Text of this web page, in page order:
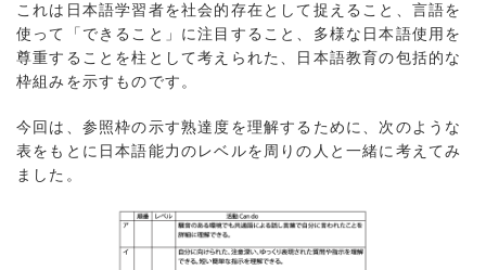
これは日本語学習者を社会的存在として捉えること、言語を
使って「できること」に注目すること、多様な日本語使用を
尊重することを柱として考えられた、日本語教育の包括的な
枠組みを示すものです。
今回は、参照枠の示す熟達度を理解するために、次のような
表をもとに日本語能力のレベルを周りの人と一緒に考えてみ
ました。